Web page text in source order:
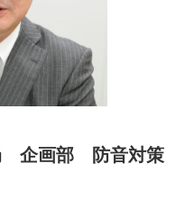
企画部 防音対策